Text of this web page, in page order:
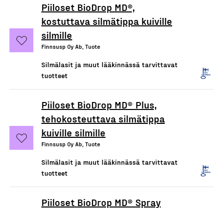
Piiloset BioDrop MD®,
kostuttava silmätippa kuiville
silmille
Finnsusp Oy Ab, Tuote
Silmälasit ja muut lääkinnässä tarvittavat
tuotteet
Piiloset BioDrop MD® Plus,
tehokosteuttava silmätippa
kuiville silmille
Finnsusp Oy Ab, Tuote
Silmälasit ja muut lääkinnässä tarvittavat
tuotteet
Piiloset BioDrop MD® Spray